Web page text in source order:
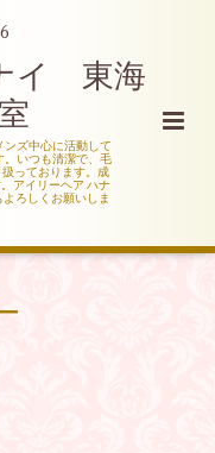
イ 東海
ズ中心に活動して
。いつも清潔で、毛
っております。成
アイリーヘア ハナ
ろしくお願いしま